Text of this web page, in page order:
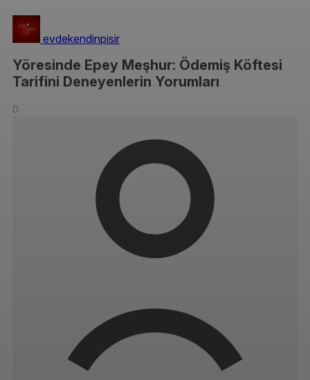
evdekendinpisir
Yöresinde Epey Meşhur: Ödemiş Köftesi
Tarifini Deneyenlerin Yorumları
0